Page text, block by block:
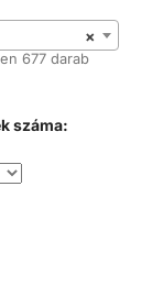
×
677 darab
száma: